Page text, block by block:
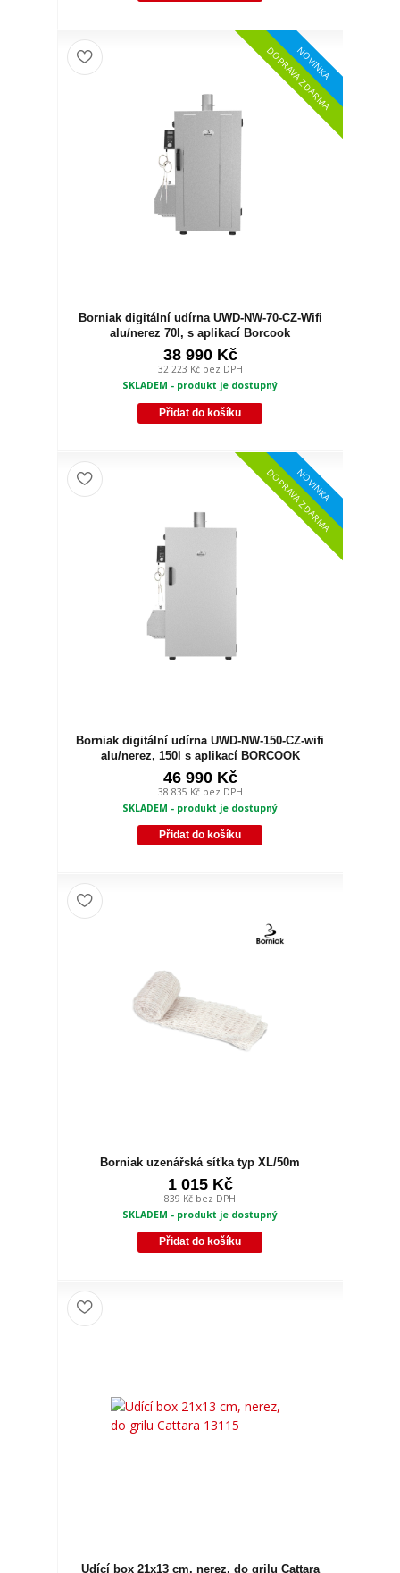
NOVINKA
DOPRAVA ZDARMA
Borniak digitální udírna UWD-NW-70-CZ-Wifi
alu/nerez 70l, s aplikací Borcook
38 990 Kč
32 223 Kč bez DPH
SKLADEM - produkt je dostupný
Přidat do košíku
NOVINKA
DOPRAVA ZDARMA
Borniak digitální udírna UWD-NW-150-CZ-wifi
alu/nerez, 150l s aplikací BORCOOK
46 990 Kč
38 835 Kč bez DPH
SKLADEM - produkt je dostupný
Přidat do košíku
Borniak uzenářská síťka typ XL/50m
1 015 Kč
839 Kč bez DPH
SKLADEM - produkt je dostupný
Přidat do košíku
Udící box 21x13 cm, nerez, do grilu Cattara